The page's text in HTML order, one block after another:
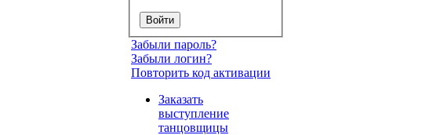
Забыли пароль?
Забыли логин?
Повторить код активации
Заказать
выступление
танцовщицы